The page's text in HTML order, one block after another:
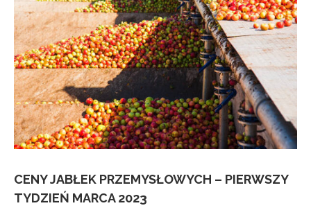
CENY JABŁEK PRZEMYSŁOWYCH – PIERWSZY
TYDZIEŃ MARCA 2023